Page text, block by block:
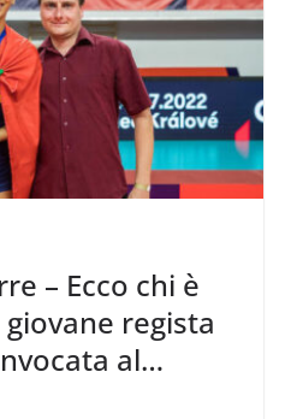
– Ecco chi è
regista
al